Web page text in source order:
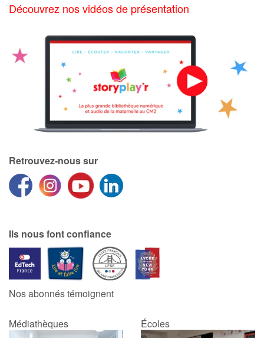
Découvrez nos vidéos de présentation
Retrouvez-nous sur
Ils nous font confiance
Nos abonnés témoignent
Médiathèques Écoles